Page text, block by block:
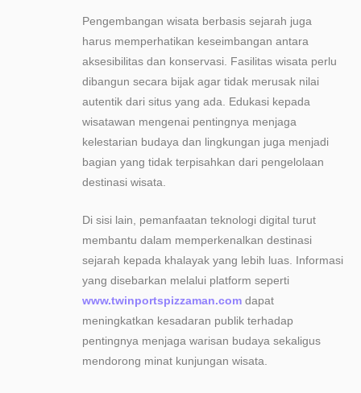
Pengembangan wisata berbasis sejarah juga
harus memperhatikan keseimbangan antara
aksesibilitas dan konservasi. Fasilitas wisata perlu
dibangun secara bijak agar tidak merusak nilai
autentik dari situs yang ada. Edukasi kepada
wisatawan mengenai pentingnya menjaga
kelestarian budaya dan lingkungan juga menjadi
bagian yang tidak terpisahkan dari pengelolaan
destinasi wisata.
Di sisi lain, pemanfaatan teknologi digital turut
membantu dalam memperkenalkan destinasi
sejarah kepada khalayak yang lebih luas. Informasi
yang disebarkan melalui platform seperti
www.twinportspizzaman.comdapat
meningkatkan kesadaran publik terhadap
pentingnya menjaga warisan budaya sekaligus
mendorong minat kunjungan wisata.